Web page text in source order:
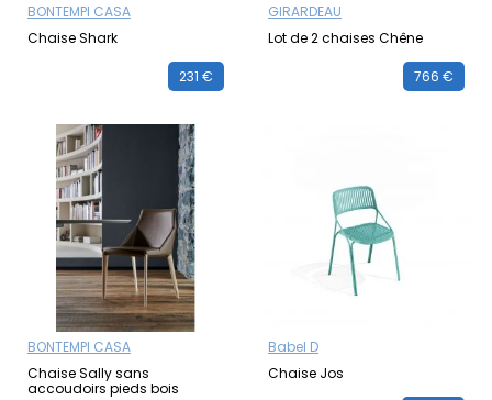
BONTEMPI CASA
Chaise Shark
231 €
GIRARDEAU
Lot de 2 chaises Chêne
766 €
BONTEMPI CASA
Chaise Sally sans
accoudoirs pieds bois
Babel D
Chaise Jos